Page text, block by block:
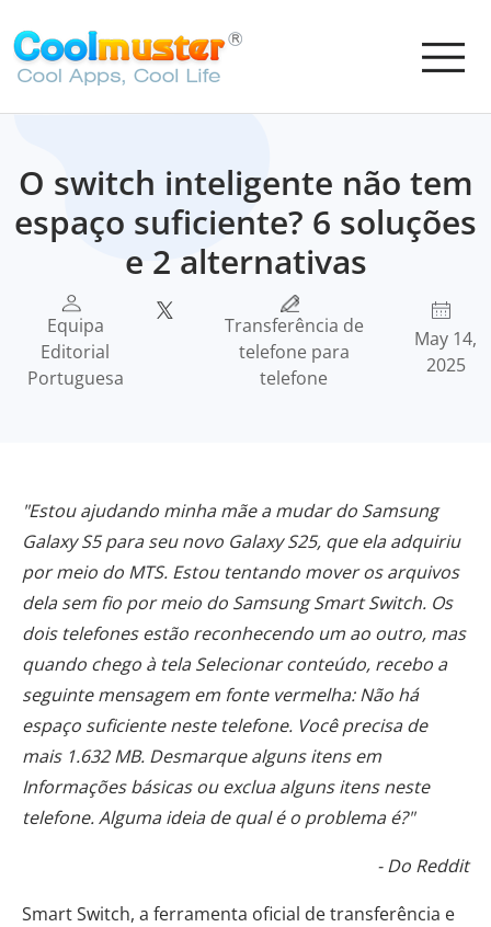
O switch inteligente não tem
espaço suficiente? 6 soluções
e 2 alternativas
Equipa
Editorial
Portuguesa
Transferência de
telefone para
telefone
May 14,
2025
"Estou ajudando minha mãe a mudar do Samsung
Galaxy S5 para seu novo Galaxy S25, que ela adquiriu
por meio do MTS. Estou tentando mover os arquivos
dela sem fio por meio do Samsung Smart Switch. Os
dois telefones estão reconhecendo um ao outro, mas
quando chego à tela Selecionar conteúdo, recebo a
seguinte mensagem em fonte vermelha: Não há
espaço suficiente neste telefone. Você precisa de
mais 1.632 MB. Desmarque alguns itens em
Informações básicas ou exclua alguns itens neste
telefone. Alguma ideia de qual é o problema é?"
- Do Reddit
Smart Switch, a ferramenta oficial de transferência e